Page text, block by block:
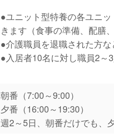
●ユニット型特養の各ユニ
きます（食事の準備、配膳
●介護職員を退職された方
●入居者10名に対し職員2～
朝番（7:00～9:00）
夕番（16:00～19:30）
週2～5日、朝番だけでも、